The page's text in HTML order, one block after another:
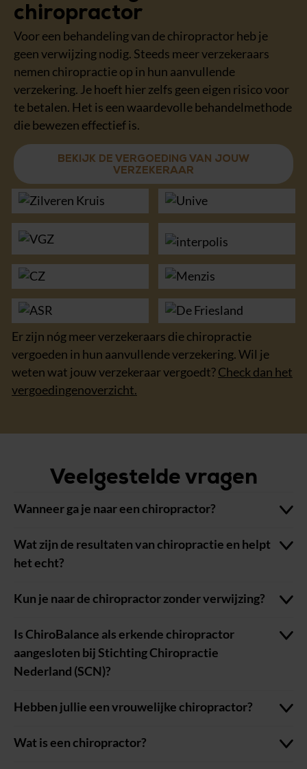
chiropractor
Voor een behandeling van de chiropractor heb je
geen verwijzing nodig. Steeds meer verzekeraars
nemen chiropractie op in hun aanvullende
verzekering. Je hoeft hier zelfs geen eigen risico voor
te betalen. Het is een waardevolle behandelmethode
die bewezen effectief is.
BEKIJK DE VERGOEDING VAN JOUW
VERZEKERAAR
Er zijn nóg meer verzekeraars die chiropractie
vergoeden in hun aanvullende verzekering. Wil je
weten wat jouw verzekeraar vergoedt?Check dan het
vergoedingenoverzicht.
Veelgestelde vragen
Wanneer ga je naar een chiropractor?
Wat zijn de resultaten van chiropractie en helpt
het echt?
Kun je naar de chiropractor zonder verwijzing?
Is ChiroBalance als erkende chiropractor
aangesloten bij Stichting Chiropractie
Nederland (SCN)?
Hebben jullie een vrouwelijke chiropractor?
Wat is een chiropractor?